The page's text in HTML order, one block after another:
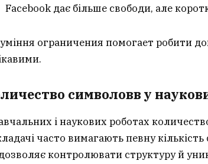
Facebook дає більше свободи, але
ограничения помогает робити
символовв у
і наукових роботах
часто вимагають певну кількість
контролювати структуру й